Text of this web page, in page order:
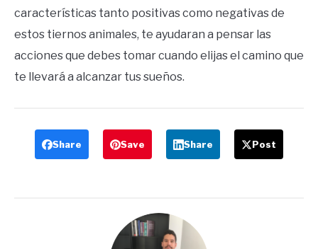
características tanto positivas como negativas de
estos tiernos animales, te ayudaran a pensar las
acciones que debes tomar cuando elijas el camino que
te llevará a alcanzar tus sueños.
Share Save Share Post